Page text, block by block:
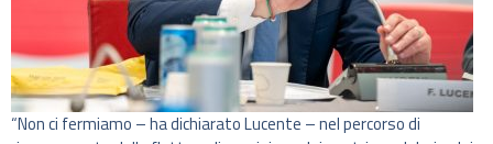
“Non ci fermiamo – ha dichiarato Lucente – nel percorso di